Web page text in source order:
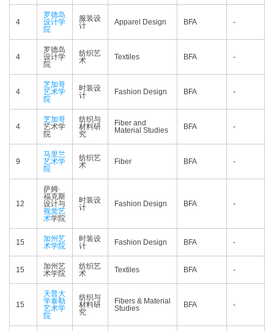
4
罗德岛
设计学
院
服装设
计
Apparel Design BFA -
4
罗德岛
设计学
院
纺织艺
术
Textiles BFA -
4
芝加哥
艺术学
院
时装设
计
Fashion Design BFA -
4
芝加哥
艺术学
院
纺织与
材料研
究
Fiber and
Material Studies
BFA -
9
马里兰
艺术学
院
纺织艺
术
Fiber BFA -
12
萨姆·
福克斯
设计与
视觉艺
术学院
时装设
计
Fashion Design BFA -
15
加州艺
术学院
时装设
计
Fashion Design BFA -
15
加州艺
术学院
纺织艺
术
Textiles BFA -
15
天普大
学泰勒
艺术学
院
纺织与
材料研
究
Fibers & Material
Studies
BFA -